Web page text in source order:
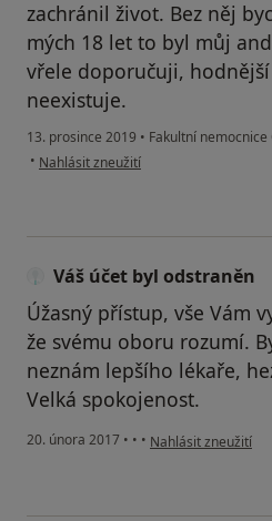
zachránil život. Bez něj
mých 18 let to byl můj
vřele doporučuji,
neexistuje.
13. prosince 2019 • Fakultní
• podle názoru uživatele Magda
Nahlásit zneužití
Váš účet byl odstraněn
Úžasný přístup, vše Vám
že svému oboru rozumí.
neznám lepšího lékaře,
Velká spokojenost.
20. února 2017 • • • podle názoru
Nahlásit zneužití